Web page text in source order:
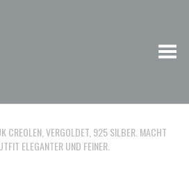
Menü umschalten
CREOLEN, VERGOLDET, 925 SILBER. MACHT
ELEGANTER UND FEINER.